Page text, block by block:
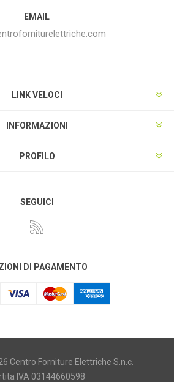
EMAIL
LINK VELOCI
INFORMAZIONI
PROFILO
SEGUICI
DI PAGAMENTO
Centro Forniture Elettriche S.n.c.
IVA 03144660598